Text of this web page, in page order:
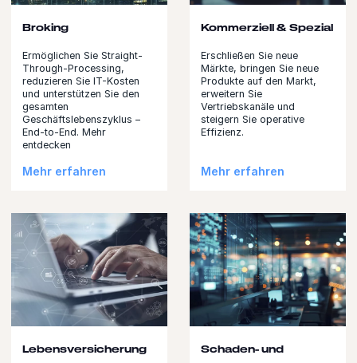
Broking
Ermöglichen Sie Straight-
Through-Processing,
reduzieren Sie IT-Kosten
und unterstützen Sie den
gesamten
Geschäftslebenszyklus –
End-to-End. Mehr
entdecken
Mehr erfahren
Kommerziell & Spezial
Erschließen Sie neue
Märkte, bringen Sie neue
Produkte auf den Markt,
erweitern Sie
Vertriebskanäle und
steigern Sie operative
Effizienz.
Mehr erfahren
Lebensversicherung
Schaden- und